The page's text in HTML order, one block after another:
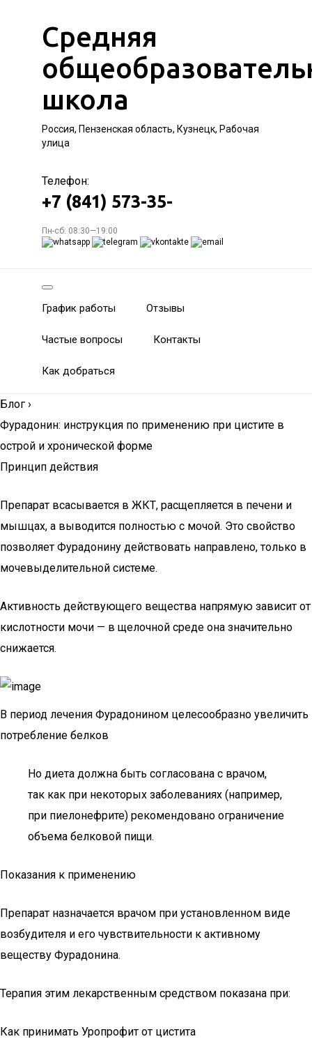
Средняя
школа
Россия, Пензенская область, Кузнецк, Рабочая
улица
Телефон:
+7 (841) 573-35-
Пн-сб: 08:30—19:00
График работы Отзывы
Частые вопросы Контакты
Как добраться
Блог ›
Фурадонин: инструкция по применению при цистите в
острой и хронической форме
Принцип действия
Препарат всасывается в ЖКТ, расщепляется в печени и
мышцах, а выводится полностью с мочой. Это свойство
позволяет Фурадонину действовать направлено, только в
мочевыделительной системе.
Активность действующего вещества напрямую зависит от
кислотности мочи — в щелочной среде она значительно
снижается.
В период лечения Фурадонином целесообразно увеличить
потребление белков
Но диета должна быть согласована с врачом,
так как при некоторых заболеваниях (например,
при пиелонефрите) рекомендовано ограничение
объема белковой пищи.
Показания к применению
Препарат назначается врачом при установленном виде
возбудителя и его чувствительности к активному
веществу Фурадонина.
Терапия этим лекарственным средством показана при:
Как принимать Уропрофит от цистита